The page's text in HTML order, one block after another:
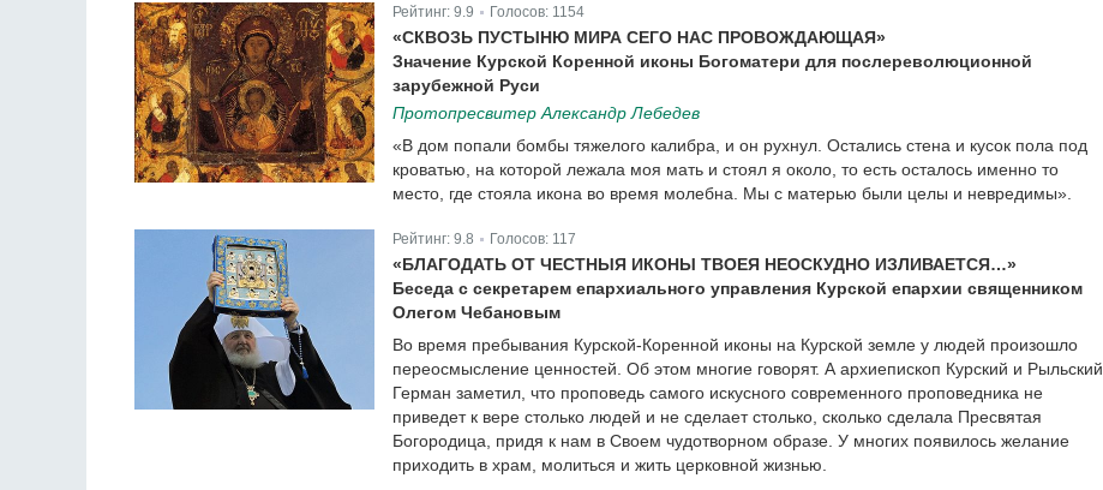
Рейтинг: 9.9 Голосов: 1154
«СКВОЗЬ ПУСТЫНЮ МИРА СЕГО НАС ПРОВОЖДАЮЩАЯ»
Значение Курской Коренной иконы Богоматери для послереволюционной
зарубежной Руси
Протопресвитер Александр Лебедев
«В дом попали бомбы тяжелого калибра, и он рухнул. Остались стена и кусок пола под
кроватью, на которой лежала моя мать и стоял я около, то есть осталось именно то
место, где стояла икона во время молебна. Мы с матерью были целы и невредимы».
Рейтинг: 9.8 Голосов: 117
«БЛАГОДАТЬ ОТ ЧЕСТНЫЯ ИКОНЫ ТВОЕЯ НЕОСКУДНО ИЗЛИВАЕТСЯ…»
Беседа с секретарем епархиального управления Курской епархии священником
Олегом Чебановым
Во время пребывания Курской-Коренной иконы на Курской земле у людей произошло
переосмысление ценностей. Об этом многие говорят. А архиепископ Курский и Рыльский
Герман заметил, что проповедь самого искусного современного проповедника не
приведет к вере столько людей и не сделает столько, сколько сделала Пресвятая
Богородица, придя к нам в Своем чудотворном образе. У многих появилось желание
приходить в храм, молиться и жить церковной жизнью.